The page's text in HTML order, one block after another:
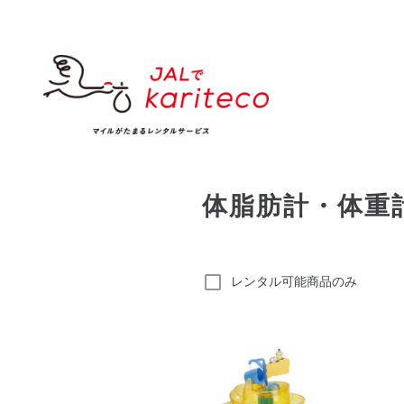
体脂肪計・体重
レンタル可能商品のみ